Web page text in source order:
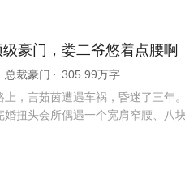
豪门，娄二爷悠着点腰啊
总裁豪门
305.99万字
上，言茹茵遭遇车祸，昏迷了三年
婚扭头会所偶遇一个宽肩窄腰、